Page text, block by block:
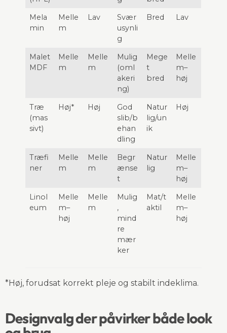
Mela
min
Melle
m
Lav
Svær
usynli
g
Bred Lav
Malet
MDF
Melle
m
Melle
m
Mulig
(oml
akeri
ng)
Mege
t
bred
Melle
m–
høj
Træ
(mas
sivt)
Høj* Høj
God
slib/b
ehan
dling
Natur
lig/un
ik
Høj
Træfi
ner
Melle
m
Melle
m
Begr
ænse
t
Natur
lig
Melle
m–
høj
Linol
eum
Melle
m–
høj
Melle
m
Mulig
,
mind
re
mær
ker
Mat/t
aktil
Melle
m–
høj
*Høj, forudsat korrekt pleje og stabilt indeklima.
Designvalg der påvirker både look